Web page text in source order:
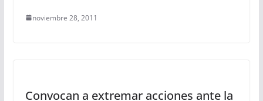
noviembre 28, 2011
Convocan a extremar acciones ante la